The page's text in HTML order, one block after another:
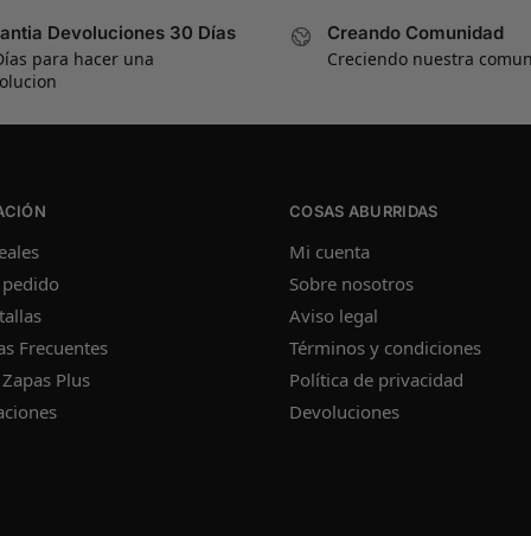
Devoluciones 30 Días
para hacer una
Creando Comunidad
Creciendo nuestra
Frecuentes
Plus
COSAS ABURRIDAS
Mi cuenta
Sobre nosotros
Aviso legal
Términos y condiciones
Política de privacidad
Devoluciones